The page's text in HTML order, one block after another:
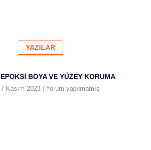
YAZILAR
EPOKSI BOYA VE YÜZEY KORUMA
7 Kasım 2023 Yorum yapılmamış